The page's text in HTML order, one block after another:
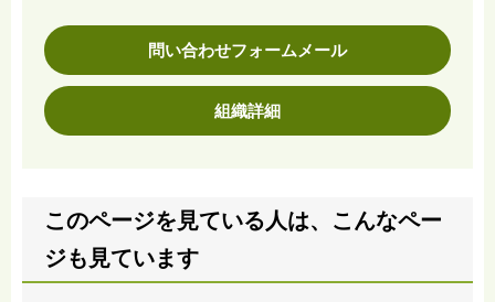
問い合わせフォームメール
組織詳細
このページを見ている人は、こんなペー
ジも見ています